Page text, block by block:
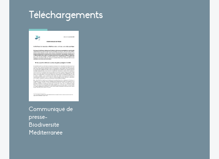
Téléchargements
Communiqué de
presse-
Biodiversité
Méditerranée